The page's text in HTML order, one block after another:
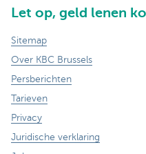
Let op, geld lenen
Sitemap
Over KBC Brussels
Persberichten
Tarieven
Privacy
Juridische verklaring